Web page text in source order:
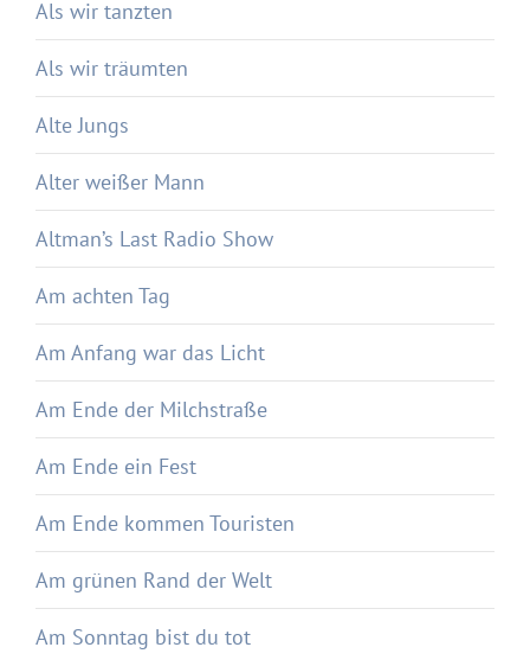
Als wir tanzten
Als wir träumten
Alte Jungs
Alter weißer Mann
Altman’s Last Radio Show
Am achten Tag
Am Anfang war das Licht
Am Ende der Milchstraße
Am Ende ein Fest
Am Ende kommen Touristen
Am grünen Rand der Welt
Am Sonntag bist du tot